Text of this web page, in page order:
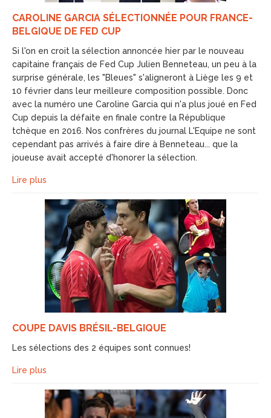
CAROLINE GARCIA SÉLECTIONNÉE POUR FRANCE-
BELGIQUE DE FED CUP
Si l'on en croit la sélection annoncée hier par le nouveau
capitaine français de Fed Cup Julien Benneteau, un peu à la
surprise générale, les "Bleues" s'aligneront à Liège les 9 et
10 février dans leur meilleure composition possible. Donc
avec la numéro une Caroline Garcia qui n'a plus joué en Fed
Cup depuis la défaite en finale contre la République
tchèque en 2016. Nos confrères du journal L'Equipe ne sont
cependant pas arrivés à faire dire à Benneteau... que la
joueuse avait accepté d'honorer la sélection.
Lire plus
COUPE DAVIS BRÉSIL-BELGIQUE
Les sélections des 2 équipes sont connues!
Lire plus